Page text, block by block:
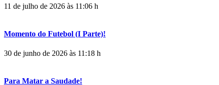
11 de julho de 2026 às 11:06 h
Momento do Futebol (I Parte)!
30 de junho de 2026 às 11:18 h
Para Matar a Saudade!